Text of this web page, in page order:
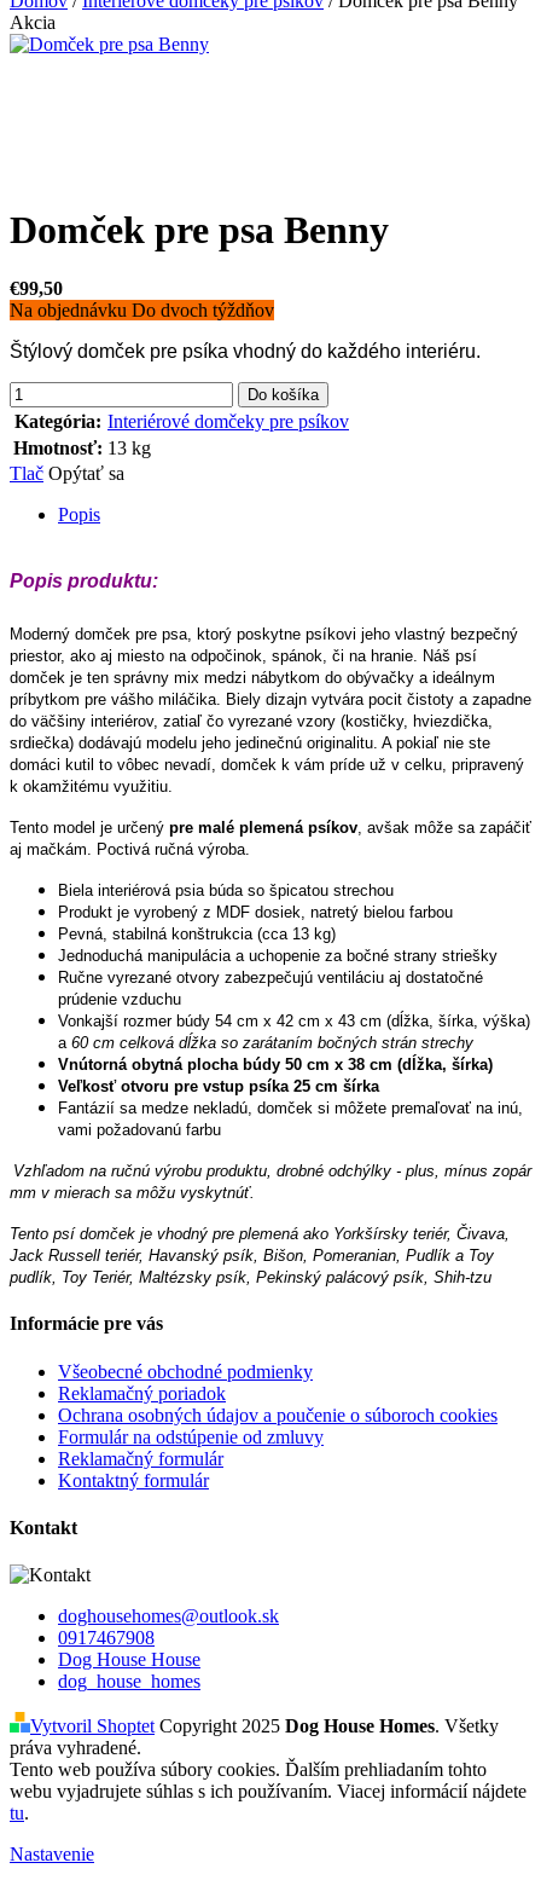
Akcia
Domček pre psa Benny
€99,50
Na objednávku Do dvoch týždňov
Štýlový domček pre psíka vhodný do každého interiéru.
Do košíka
Kategória: Interiérové domčeky pre psíkov
Hmotnosť: 13 kg
Tlač Opýtať sa
Popis
Popis produktu:
Moderný domček pre psa, ktorý poskytne psíkovi jeho vlastný bezpečný
priestor, ako aj miesto na odpočinok, spánok, či na hranie. Náš psí
domček je ten správny mix medzi nábytkom do obývačky a ideálnym
príbytkom pre vášho miláčika. Biely dizajn vytvára pocit čistoty a zapadne
do väčšiny interiérov, zatiaľ čo vyrezané vzory (kostičky, hviezdička,
srdiečka) dodávajú modelu jeho jedinečnú originalitu. A pokiaľ nie ste
domáci kutil to vôbec nevadí, domček k vám príde už v celku, pripravený
k okamžitému využitiu.
Tento model je určený pre malé plemená psíkov , avšak môže sa zapáčiť
aj mačkám. Poctivá ručná výroba.
Biela interiérová psia búda so špicatou strechou
Produkt je vyrobený z MDF dosiek, natretý bielou farbou
Pevná, stabilná konštrukcia (cca 13 kg)
Jednoduchá manipulácia a uchopenie za bočné strany striešky
Ručne vyrezané otvory zabezpečujú ventiláciu aj dostatočné
prúdenie vzduchu
Vonkajší rozmer búdy 54 cm x 42 cm x 43 cm (dĺžka, šírka, výška)
a 60 cm celková dĺžka so zarátaním bočných strán strechy
Vnútorná obytná plocha búdy 50 cm x 38 cm (dĺžka, šírka)
Veľkosť otvoru pre vstup psíka 25 cm šírka
Fantázií sa medze nekladú, domček si môžete premaľovať na inú,
vami požadovanú farbu
Vzhľadom na ručnú výrobu produktu, drobné odchýlky - plus, mínus zopár
mm v mierach sa môžu vyskytnúť.
Tento psí domček je vhodný pre plemená ako Yorkšírsky teriér, Čivava,
Jack Russell teriér, Havanský psík, Bišon, Pomeranian, Pudlík a Toy
pudlík, Toy Teriér, Maltézsky psík, Pekinský palácový psík, Shih-tzu
Informácie pre vás
Všeobecné obchodné podmienky
Reklamačný poriadok
Ochrana osobných údajov a poučenie o súboroch cookies
Formulár na odstúpenie od zmluvy
Reklamačný formulár
Kontaktný formulár
Kontakt
doghousehomes@outlook.sk
0917467908
Dog House House
dog_house_homes
Vytvoril Shoptet Copyright 2025 Dog House Homes. Všetky
práva vyhradené.
Tento web používa súbory cookies. Ďalším prehliadaním tohto
webu vyjadrujete súhlas s ich používaním. Viacej informácií nájdete
tu.
Nastavenie